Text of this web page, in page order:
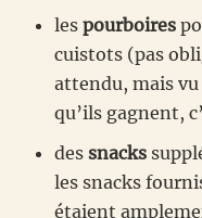
les pourboires
cuistots (pas
attendu, mais
qu’ils gagnent,
des snacks
les snacks
étaient